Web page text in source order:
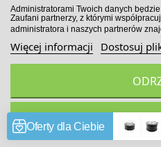
Administratorami Twoich danych
Zaufani partnerzy, z którymi
administratora i naszych partnerów
Więcej informacji Dostosuj
Morel Virtus Nano Carbon
DODAJ DO